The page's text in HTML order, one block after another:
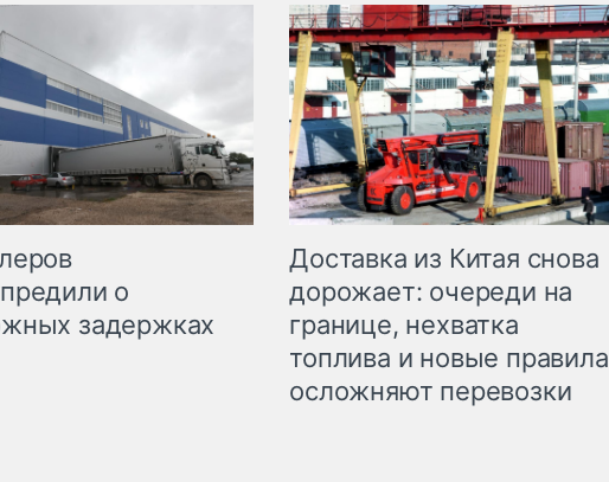
о
задержках
Доставка из Китая снова
дорожает: очереди на
границе, нехватка
топлива и новые правила
осложняют перевозки